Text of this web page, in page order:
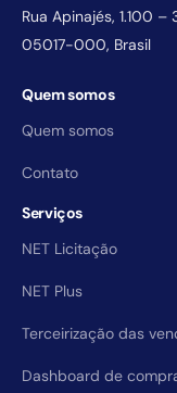
Rua Apinajés, 1.100 –
05017-000, Brasil
Quem somos
Quem somos
Contato
Serviços
NET Licitação
NET Plus
Terceirização das
Dashboard de